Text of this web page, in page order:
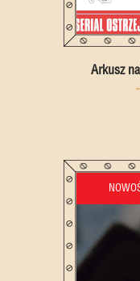
Arkusz